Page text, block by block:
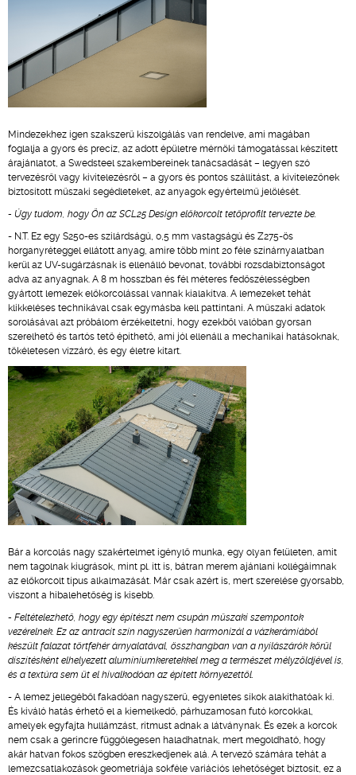
Mindezekhez igen szakszerű kiszolgálás van rendelve, ami magában
foglalja a gyors és precíz, az adott épületre mérnöki támogatással készített
árajánlatot, a Swedsteel szakembereinek tanácsadását – legyen szó
tervezésről vagy kivitelezésről – a gyors és pontos szállítást, a kivitelezőnek
biztosított műszaki segédleteket, az anyagok egyértelmű jelölését.
- Úgy tudom, hogy Ön az SCL25 Design előkorcolt tetőprofilt tervezte be.
- N.T. Ez egy S250-es szilárdságú, 0,5 mm vastagságú és Z275-ös
horganyréteggel ellátott anyag, amire több mint 20 féle színárnyalatban
kerül az UV-sugárzásnak is ellenálló bevonat, további rozsdabiztonságot
adva az anyagnak. A 8 m hosszban és fél méteres fedőszélességben
gyártott lemezek előkorcolással vannak kialakítva. A lemezeket tehát
klikkeléses technikával csak egymásba kell pattintani. A műszaki adatok
sorolásával azt próbálom érzékeltetni, hogy ezekből valóban gyorsan
szerelhető és tartós tető építhető, ami jól ellenáll a mechanikai hatásoknak,
tökéletesen vízzáró, és egy életre kitart.
Bár a korcolás nagy szakértelmet igénylő munka, egy olyan felületen, amit
nem tagolnak kiugrások, mint pl. itt is, bátran merem ajánlani kollégáimnak
az előkorcolt típus alkalmazását. Már csak azért is, mert szerelése gyorsabb,
viszont a hibalehetőség is kisebb.
- Feltételezhető, hogy egy építészt nem csupán műszaki szempontok
vezérelnek. Ez az antracit szín nagyszerűen harmonizál a vázkerámiából
készült falazat törtfehér árnyalatával, összhangban van a nyílászárók körül
díszítésként elhelyezett alumíniumkeretekkel meg a természet mélyzöldjével is,
és a textúra sem üt el hivalkodóan az épített környezettől.
- A lemez jellegéből fakadóan nagyszerű, egyenletes síkok alakíthatóak ki.
És kiváló hatás érhető el a kiemelkedő, párhuzamosan futó korcokkal,
amelyek egyfajta hullámzást, ritmust adnak a látványnak. És ezek a korcok
nem csak a gerincre függőlegesen haladhatnak, mert megoldható, hogy
akár hatvan fokos szögben ereszkedjenek alá. A tervező számára tehát a
lemezcsatlakozások geometriája sokféle variációs lehetőséget biztosít, ez a